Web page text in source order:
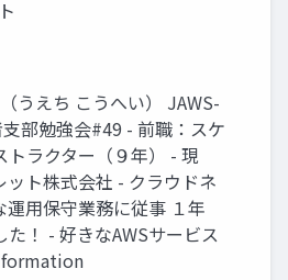
うえち こうへい） JAWS-
部勉強会#49 - 前職：スケ
トラクター（９年） - 現
ット株式会社 - クラウドネ
運用保守業務に従事 １年
た！ - 好きなAWSサービス